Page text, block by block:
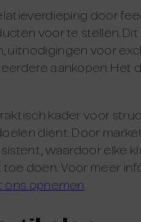
door
voor te stellen.
uitnodigingen voor
aankopen.
kader voor
dient. Door
waardoor elke
doen. Voor meer
ons opnemen.